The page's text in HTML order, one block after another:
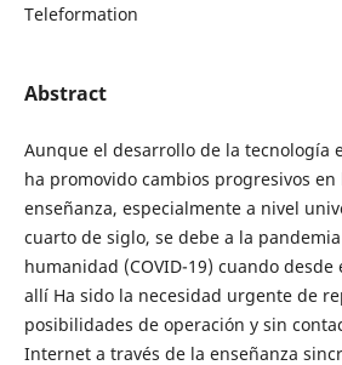
Teleformation
Abstract
Aunque el desarrollo de la tecnología
ha promovido cambios progresivos
enseñanza, especialmente a nivel
cuarto de siglo, se debe a la
humanidad (COVID-19) cuando
allí Ha sido la necesidad urgente de
posibilidades de operación y sin
Internet a través de la enseñanza